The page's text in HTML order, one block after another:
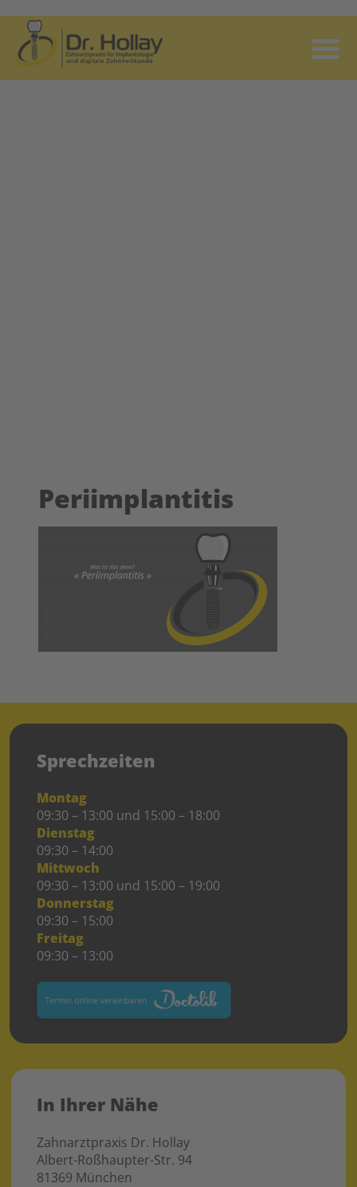
Periimplantitis
Sprechzeiten
Montag
09:30 – 13:00 und 15:00 – 18:00
Dienstag
09:30 – 14:00
Mittwoch
09:30 – 13:00 und 15:00 – 19:00
Donnerstag
09:30 – 15:00
Freitag
09:30 – 13:00
In Ihrer Nähe
Zahnarztpraxis Dr. Hollay
Albert-Roßhaupter-Str. 94
81369 München